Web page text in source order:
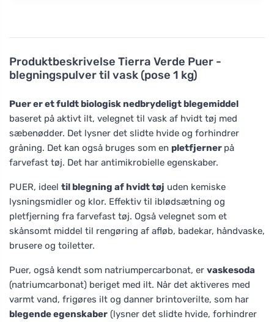
Produktbeskrivelse Tierra Verde Puer -
blegningspulver til vask (pose 1 kg)
Puer er et fuldt biologisk nedbrydeligt blegemiddel
baseret på aktivt ilt, velegnet til vask af hvidt tøj med
sæbenødder. Det lysner det slidte hvide og forhindrer
gråning. Det kan også bruges som en pletfjerner på
farvefast tøj. Det har antimikrobielle egenskaber.
PUER, ideel til blegning af hvidt tøj uden kemiske
lysningsmidler og klor. Effektiv til iblødsætning og
pletfjerning fra farvefast tøj. Også velegnet som et
skånsomt middel til rengøring af afløb, badekar, håndvaske,
brusere og toiletter.
Puer, også kendt som natriumpercarbonat, er vaskesoda
(natriumcarbonat) beriget med ilt. Når det aktiveres med
varmt vand, frigøres ilt og danner brintoverilte, som har
blegende egenskaber (lysner det slidte hvide, forhindrer